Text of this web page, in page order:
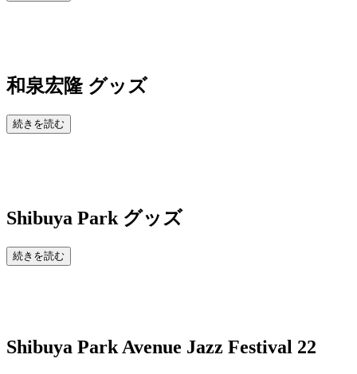
和泉宏隆 グッズ
続きを読む
Shibuya Park グッズ
続きを読む
Shibuya Park Avenue Jazz Festival 22